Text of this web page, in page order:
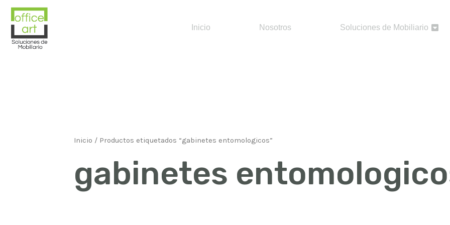
Inicio Nosotros Soluciones de Mobiliario
Inicio / Productos etiquetados “gabinetes entomologicos”
gabinetes